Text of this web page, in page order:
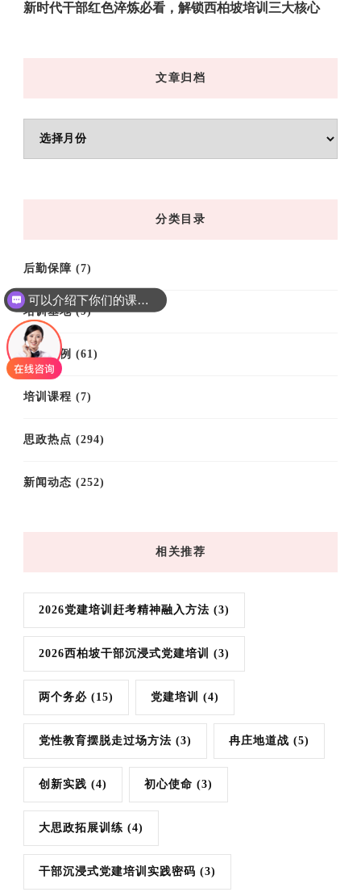
新时代干部红色淬炼必看，解锁西柏坡培训三大核心
文章归档
章
分类目录
后勤保障 (7)
培训基地(9)
培训案例 (61)
培训课程 (7)
思政热点 (294)
新闻动态 (252)
相关推荐
2026党建培训赶考精神融入方法 (3)
2026西柏坡干部沉浸式党建培训 (3)
两个务必 (15) 党建培训 (4)
党性教育摆脱走过场方法 (3) 冉庄地道战 (5)
创新实践 (4) 初心使命 (3)
大思政拓展训练 (4)
干部沉浸式党建培训实践密码 (3)
可以介绍下你们的课程吗？